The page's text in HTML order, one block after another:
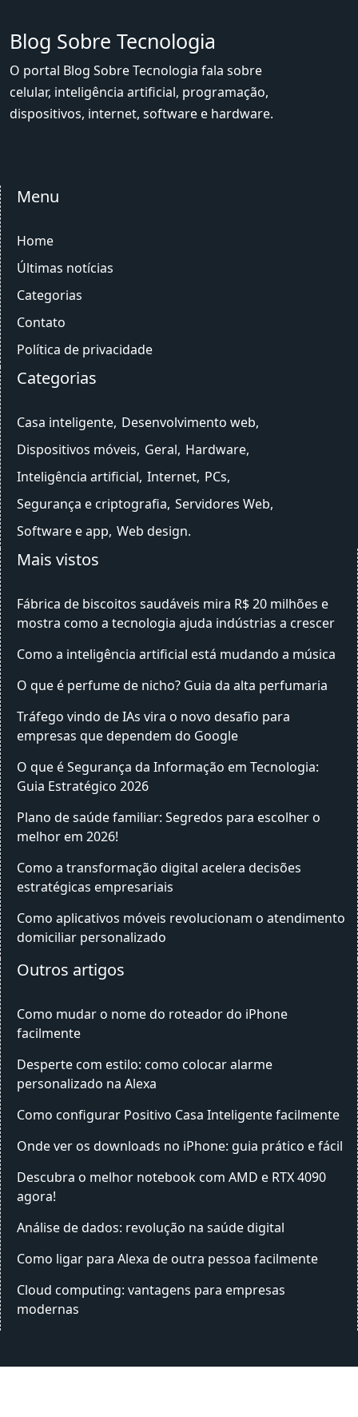
Blog Sobre Tecnologia
O portal Blog Sobre Tecnologia fala sobre
celular, inteligência artificial, programação,
dispositivos, internet, software e hardware.
Menu
Home
Últimas notícias
Categorias
Contato
Política de privacidade
Categorias
Casa inteligente Desenvolvimento web
Dispositivos móveis Geral Hardware
Inteligência artificial Internet PCs
Segurança e criptografia Servidores Web
Software e app Web design
Mais vistos
Fábrica de biscoitos saudáveis mira R$ 20 milhões e
mostra como a tecnologia ajuda indústrias a crescer
Como a inteligência artificial está mudando a música
O que é perfume de nicho? Guia da alta perfumaria
Tráfego vindo de IAs vira o novo desafio para
empresas que dependem do Google
O que é Segurança da Informação em Tecnologia:
Guia Estratégico 2026
Plano de saúde familiar: Segredos para escolher o
melhor em 2026!
Como a transformação digital acelera decisões
estratégicas empresariais
Como aplicativos móveis revolucionam o atendimento
domiciliar personalizado
Outros artigos
Como mudar o nome do roteador do iPhone
facilmente
Desperte com estilo: como colocar alarme
personalizado na Alexa
Como configurar Positivo Casa Inteligente facilmente
Onde ver os downloads no iPhone: guia prático e fácil
Descubra o melhor notebook com AMD e RTX 4090
agora!
Análise de dados: revolução na saúde digital
Como ligar para Alexa de outra pessoa facilmente
Cloud computing: vantagens para empresas
modernas